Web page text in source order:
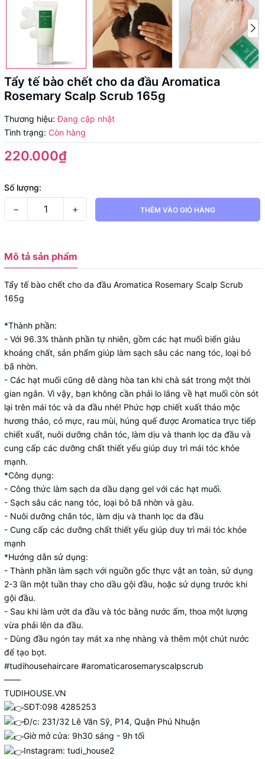
Tẩy tế bào chết cho da đầu Aromatica
Rosemary Scalp Scrub 165g
Thương hiệu: Đang cập nhật
Tình trạng: Còn hàng
220.000₫
Số lượng:
− + THÊM VÀO GIỎ HÀNG
Mô tả sản phẩm
Tẩy tế bào chết cho da đầu Aromatica Rosemary Scalp Scrub
165g
*Thành phần:
- Với 96.3% thành phần tự nhiên, gồm các hạt muối biển giàu
khoáng chất, sản phẩm giúp làm sạch sâu các nang tóc, loại bỏ
bã nhờn.
- Các hạt muối cũng dễ dàng hòa tan khi chà sát trong một thời
gian ngắn. Vì vậy, bạn không cần phải lo lắng về hạt muối còn sót
lại trên mái tóc và da đầu nhé! Phức hợp chiết xuất thảo mộc
hương thảo, cỏ mực, rau mùi, húng quế được Aromatica trực tiếp
chiết xuất, nuôi dưỡng chân tóc, làm dịu và thanh lọc da đầu và
cung cấp các dưỡng chất thiết yếu giúp duy trì mái tóc khỏe
mạnh.
*Công dụng:
- Công thức làm sạch da dầu dạng gel với các hạt muối.
- Sạch sâu các nang tóc, loại bỏ bã nhờn và gàu.
- Nuôi dưỡng chân tóc, làm dịu và thanh lọc da đầu
- Cung cấp các dưỡng chất thiết yếu giúp duy trì mái tóc khỏe
mạnh
*Hướng dẫn sử dụng:
- Thành phần làm sạch với nguồn gốc thực vật an toàn, sử dụng
2-3 lần một tuần thay cho dầu gội đầu, hoặc sử dụng trước khi
gội đầu.
- Sau khi làm ướt da đầu và tóc bằng nước ấm, thoa một lượng
vừa phải lên da đầu.
- Dùng đầu ngón tay mát xa nhẹ nhàng và thêm một chút nước
để tạo bọt.
#tudihousehaircare #aromaticarosemaryscalpscrub
——
TUDIHOUSE.VN
SĐT:098 4285253
Đ/c: 231/32 Lê Văn Sỹ, P14, Quận Phú Nhuận
Giờ mở cửa: 9h30 sáng - 9h tối
Instagram: tudi_house2